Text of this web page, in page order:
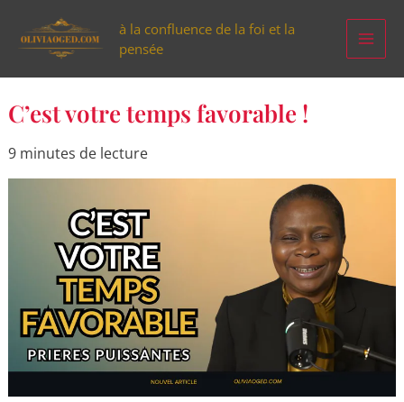
contenu
à la confluence de la foi et la
pensée
C’est votre temps favorable !
9 minutes de lecture
C’est
votre
favorable
!